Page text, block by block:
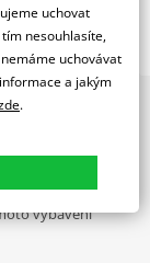
kroužkem.
endur
a jako jediný
i náhradní
vybavení
uchovat
nesouhlasíte,
uchovávat
a jakým
.